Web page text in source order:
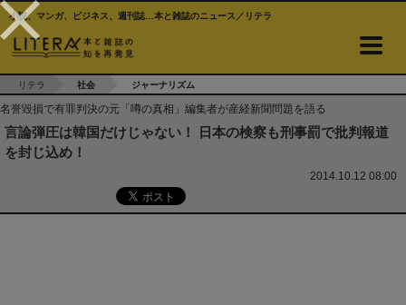
小説、マンガ、ビジネス、週刊誌…本と雑誌のニュース／リテラ
リテラ 社会 ジャーナリズム
名誉毀損で有罪判決の元「噂の真相」編集者が産経新聞問題を語る
言論弾圧は韓国だけじゃない！ 日本の検察も刑事罰で批判報道
を封じ込め！
2014.10.12 08:00